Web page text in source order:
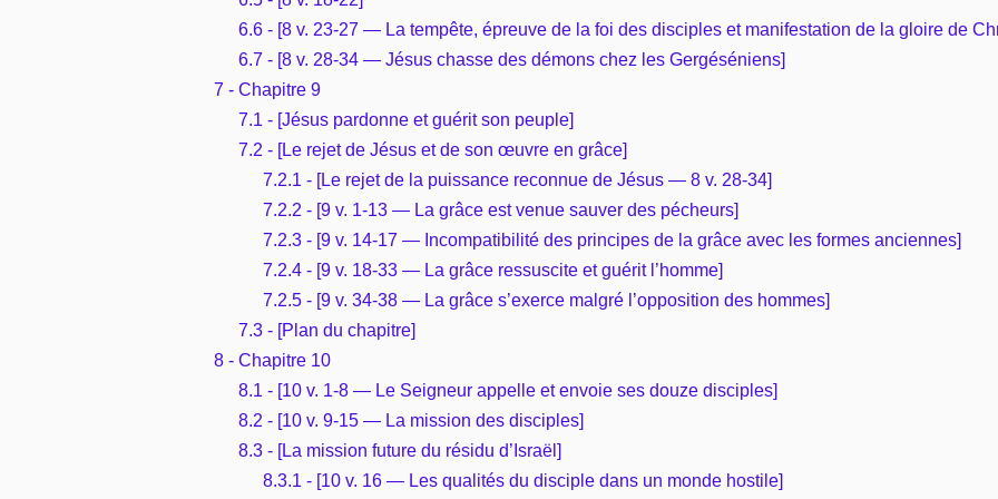
6.6 - [8 v. 23-27 — La tempête, épreuve de la foi des disciples et manifestation de la gloire de
6.7 - [8 v. 28-34 — Jésus chasse des démons chez les Gergéséniens]
7 - Chapitre 9
7.1 - [Jésus pardonne et guérit son peuple]
7.2 - [Le rejet de Jésus et de son œuvre en grâce]
7.2.1 - [Le rejet de la puissance reconnue de Jésus — 8 v. 28-34]
7.2.2 - [9 v. 1-13 — La grâce est venue sauver des pécheurs]
7.2.3 - [9 v. 14-17 — Incompatibilité des principes de la grâce avec les formes anciennes]
7.2.4 - [9 v. 18-33 — La grâce ressuscite et guérit l’homme]
7.2.5 - [9 v. 34-38 — La grâce s’exerce malgré l’opposition des hommes]
7.3 - [Plan du chapitre]
8 - Chapitre 10
8.1 - [10 v. 1-8 — Le Seigneur appelle et envoie ses douze disciples]
8.2 - [10 v. 9-15 — La mission des disciples]
8.3 - [La mission future du résidu d’Israël]
8.3.1 - [10 v. 16 — Les qualités du disciple dans un monde hostile]